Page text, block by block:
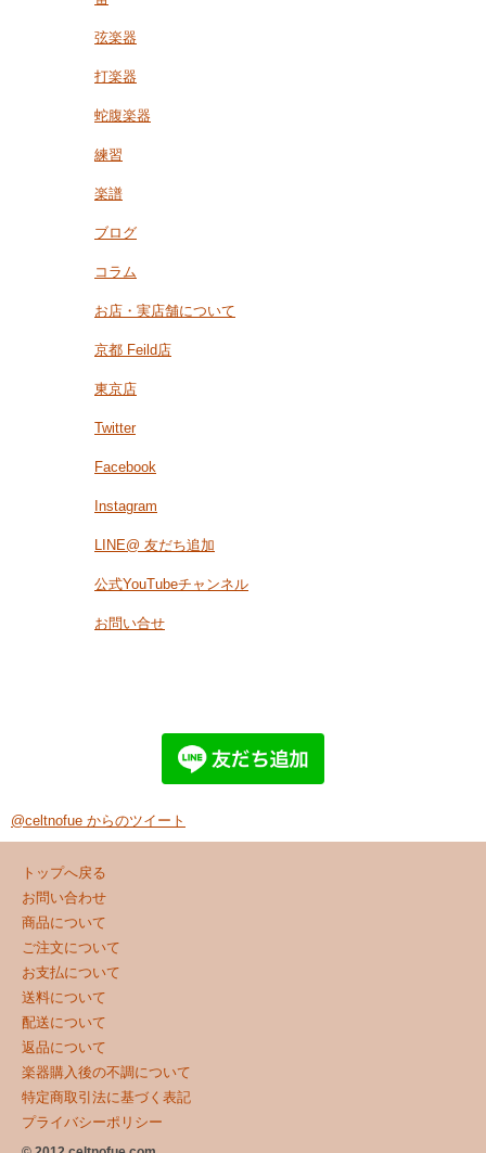
弦楽器
打楽器
蛇腹楽器
練習
楽譜
ブログ
コラム
お店・実店舗について
京都 Feild店
東京店
Twitter
Facebook
Instagram
LINE@ 友だち追加
公式YouTubeチャンネル
お問い合せ
@celtnofue からのツイート
トップへ戻る
お問い合わせ
商品について
ご注文について
お支払について
送料について
配送について
返品について
楽器購入後の不調について
特定商取引法に基づく表記
プライバシーポリシー